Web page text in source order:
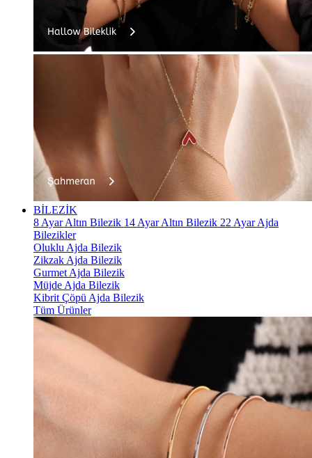
BİLEZİK
8 Ayar Altın Bilezik 14 Ayar Altın Bilezik 22 Ayar Ajda
Bilezikler
Oluklu Ajda Bilezik
Zikzak Ajda Bilezik
Gurmet Ajda Bilezik
Müjde Ajda Bilezik
Kibrit Çöpü Ajda Bilezik
Tüm Ürünler